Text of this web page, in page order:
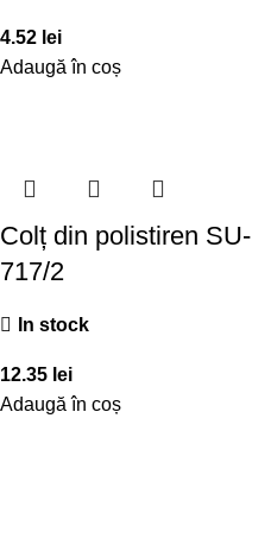
4.52 lei
Adaugă în coș
Colț din polistiren SU-
717/2
In stock
12.35 lei
Adaugă în coș